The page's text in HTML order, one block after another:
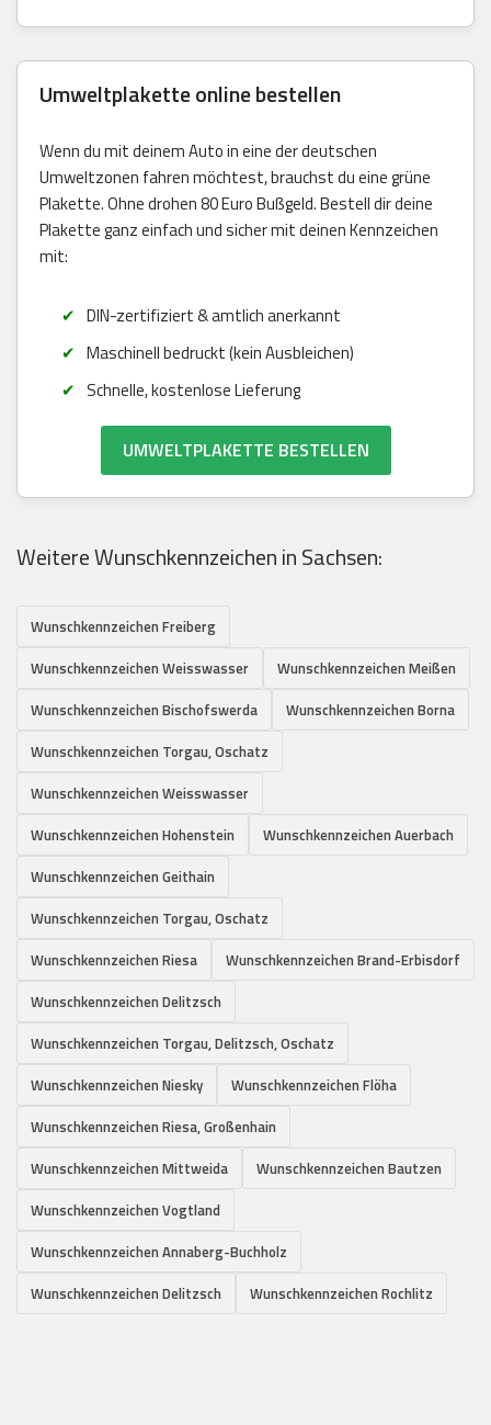
Umweltplakette online bestellen
Wenn du mit deinem Auto in eine der deutschen
Umweltzonen fahren möchtest, brauchst du eine grüne
Plakette. Ohne drohen 80 Euro Bußgeld. Bestell dir deine
Plakette ganz einfach und sicher mit deinen Kennzeichen
mit:
DIN-zertifiziert & amtlich anerkannt
Maschinell bedruckt (kein Ausbleichen)
Schnelle, kostenlose Lieferung
UMWELTPLAKETTE BESTELLEN
Weitere Wunschkennzeichen in Sachsen:
Wunschkennzeichen Freiberg
Wunschkennzeichen Weisswasser
Wunschkennzeichen Meißen
Wunschkennzeichen Bischofswerda
Wunschkennzeichen Borna
Wunschkennzeichen Torgau, Oschatz
Wunschkennzeichen Weisswasser
Wunschkennzeichen Hohenstein
Wunschkennzeichen Auerbach
Wunschkennzeichen Geithain
Wunschkennzeichen Torgau, Oschatz
Wunschkennzeichen Riesa
Wunschkennzeichen Brand-Erbisdorf
Wunschkennzeichen Delitzsch
Wunschkennzeichen Torgau, Delitzsch, Oschatz
Wunschkennzeichen Niesky
Wunschkennzeichen Flöha
Wunschkennzeichen Riesa, Großenhain
Wunschkennzeichen Mittweida
Wunschkennzeichen Bautzen
Wunschkennzeichen Vogtland
Wunschkennzeichen Annaberg-Buchholz
Wunschkennzeichen Delitzsch
Wunschkennzeichen Rochlitz